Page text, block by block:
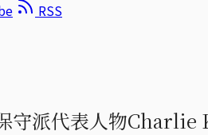
RSS
守派代表人物